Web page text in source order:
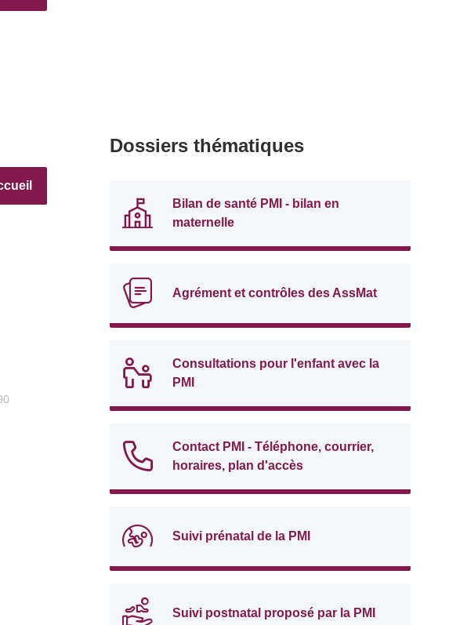
Dossiers thématiques
Bilan de santé PMI - bilan en
maternelle
Agrément et contrôles des AssMat
Consultations pour l'enfant avec la
PMI
Contact PMI - Téléphone, courrier,
horaires, plan d'accès
Suivi prénatal de la PMI
Suivi postnatal proposé par la PMI